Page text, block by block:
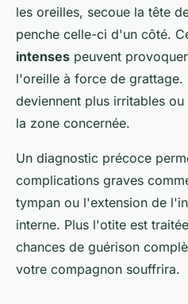
les oreilles, secoue la tête
penche celle-ci d'un côté.
intenses peuvent
l'oreille à force de grattage.
deviennent plus irritables
la zone concernée.
Un diagnostic précoce
complications graves
tympan ou l'extension de
interne. Plus l'otite est
chances de guérison
votre compagnon souffrira.